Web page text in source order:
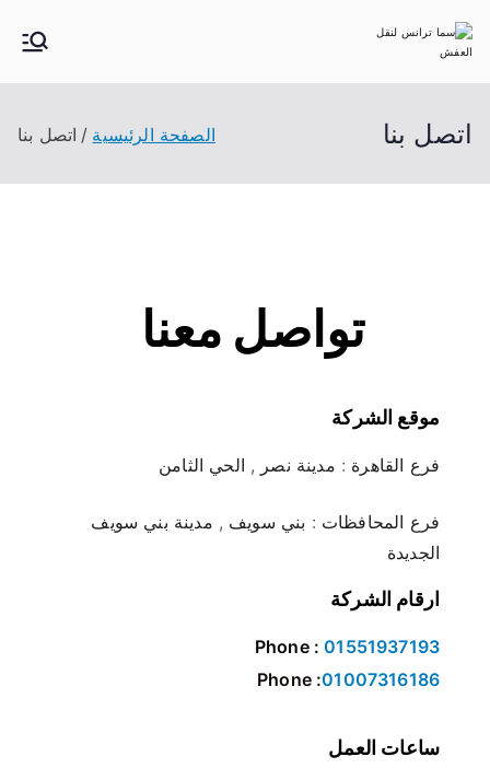
موقع يقدم كافة خدمات نقل الاثاث و نقل العفش و
اتصل بنا الصفحة الرئيسية اتصل بنا
تواصل معنا
موقع الشركة
فرع القاهرة : مدينة نصر , الحي الثامن
فرع المحافظات : بني سويف , مدينة بني سويف
الجديدة
ارقام الشركة
Phone :01551937193
Phone :01007316186
ساعات العمل